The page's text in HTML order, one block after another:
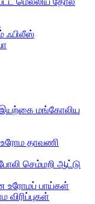
ஃபிலீஸ்
மங்கோலிய
உரோம தாவணி
செம்மறி ஆட்டு
உரோமப் பாய்கள்
விரிப்புகள்